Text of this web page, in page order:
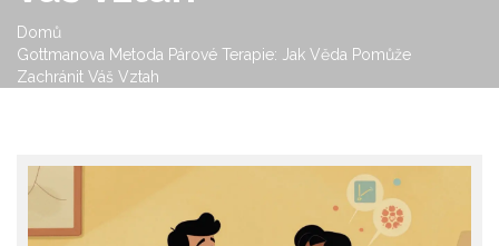
Domů
Gottmanova Metoda Párové Terapie: Jak Věda Pomůže
Zachránit Váš Vztah